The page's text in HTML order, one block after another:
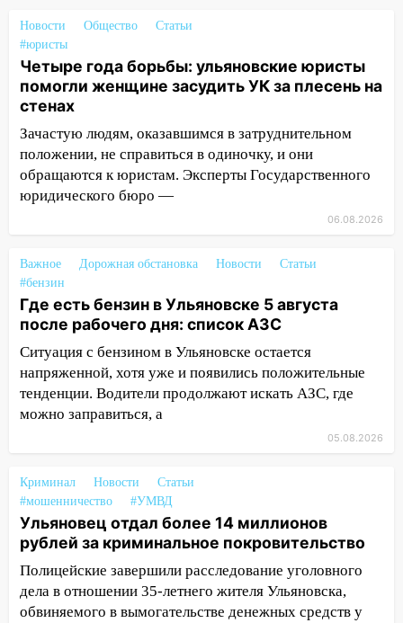
17:30
августа после рабочего дня: список АЗС
17:05
«Обыск» по видеосвязи: в
сообщницу мошенников
16:12 Едва не перерезал горло: в
Вешкайме посиделки с судимым
знакомым закончились для женщины
16:06
18-летняя девушка без прав
перевернулась на мопеде и попала в
больницу
15:59
Ульяновец отдал более 14
миллионов рублей за криминальное
покровительство
15:32
На «кольце» кроссовер сбил 18-
госпитализировали 25-летнего байкера
14:32 На Ульяновскую область
надвигается жара
14:08 Пешеход переходил по «зебре»:
подробности серьезной аварии на
Фруктовой
Новости Общество
Статьи
#юристы
Четыре года борьбы: ульяновские юристы
помогли женщине засудить УК за плесень на
стенах
Зачастую людям, оказавшимся в затруднительном
положении, не справиться в одиночку, и они
обращаются к юристам. Эксперты Государственного
юридического бюро —
06.08.2026
Важное Дорожная обстановка Новости
Статьи
#бензин
Где есть бензин в Ульяновске 5 августа
после рабочего дня: список АЗС
Ситуация с бензином в Ульяновске остается
напряженной, хотя уже и появились положительные
тенденции. Водители продолжают искать АЗС, где
можно заправиться, а
05.08.2026
Криминал Новости
Статьи
#мошенничество
#УМВД
Ульяновец отдал более 14 миллионов
рублей за криминальное покровительство
Полицейские завершили расследование уголовного
дела в отношении 35-летнего жителя Ульяновска,
обвиняемого в вымогательстве денежных средств у